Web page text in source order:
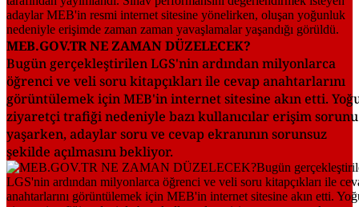
MEB.GOV.TR NE ZAMAN DÜZELECEK?
Bugün gerçekleştirilen LGS'nin ardından milyonlarca
öğrenci ve veli soru kitapçıkları ile cevap anahtarlarını
görüntülemek için MEB'in internet sitesine akın etti.
ziyaretçi trafiği nedeniyle bazı kullanıcılar erişim sorunu
yaşarken, adaylar soru ve cevap ekranının sorunsuz
şekilde açılmasını bekliyor.